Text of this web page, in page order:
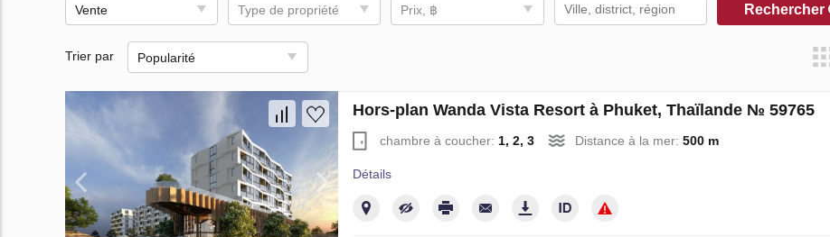
Vente Type de propriété Prix, ฿ Rechercher
Trier par Popularité
Hors-plan Wanda Vista Resort à Phuket, Thaïlande № 59765
chambre à coucher: 1, 2, 3 Distance à la mer: 500 m
Détails